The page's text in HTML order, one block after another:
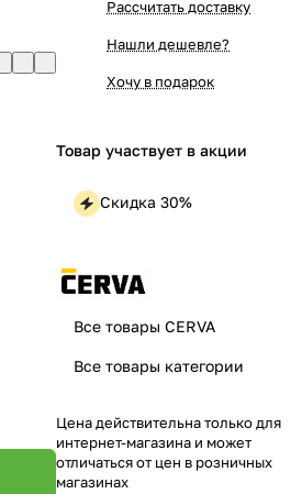
Рассчитать доставку
Нашли дешевле?
Хочу в подарок
Товар участвует в акции
Скидка 30%
Все товары CERVA
Все товары категории
Цена действительна только для
интернет-магазина и может
отличаться от цен в розничных
магазинах